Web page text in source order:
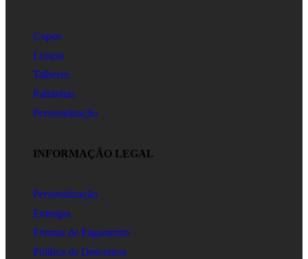
Copos
Louças
Talheres
Palhinhas
Personalização
INFORMAÇÃO LEGAL
Personalização
Entregas
Formas de Pagamento
Política de Descontos